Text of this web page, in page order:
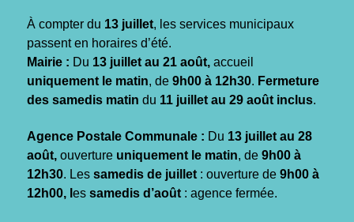
À compter du 13 juillet, les services municipaux
passent en horaires d’été.
Mairie : Du 13 juillet au 21 août, accueil
uniquement le matin, de 9h00 à 12h30. Fermeture
des samedis matin du 11 juillet au 29 août inclus.
Agence Postale Communale : Du 13 juillet au 28
août, ouverture uniquement le matin, de 9h00 à
12h30. Les samedis de juillet : ouverture de 9h00 à
12h00, l es samedis d’août : agence fermée.